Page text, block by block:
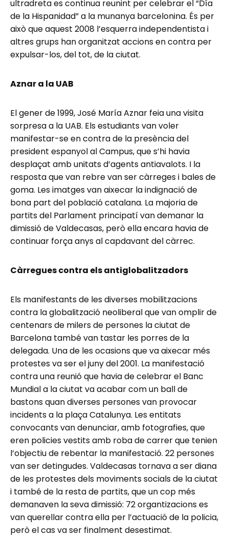
ultradreta es continua reunint per celebrar el “Día
de la Hispanidad” a la munanya barcelonina. És per
això que aquest 2008 l’esquerra independentista i
altres grups han organitzat accions en contra per
expulsar-los, del tot, de la ciutat.
Aznar a la UAB
El gener de 1999, José María Aznar feia una visita
sorpresa a la UAB. Els estudiants van voler
manifestar-se en contra de la presència del
president espanyol al Campus, que s’hi havia
desplaçat amb unitats d’agents antiavalots. I la
resposta que van rebre van ser càrreges i bales de
goma. Les imatges van aixecar la indignació de
bona part del població catalana. La majoria de
partits del Parlament principatí van demanar la
dimissió de Valdecasas, però ella encara havia de
continuar força anys al capdavant del càrrec.
Càrregues contra els antiglobalitzadors
Els manifestants de les diverses mobilitzacions
contra la globalització neoliberal que van omplir de
centenars de milers de persones la ciutat de
Barcelona també van tastar les porres de la
delegada. Una de les ocasions que va aixecar més
protestes va ser el juny del 2001. La manifestació
contra una reunió que havia de celebrar el Banc
Mundial a la ciutat va acabar com un ball de
bastons quan diverses persones van provocar
incidents a la plaça Catalunya. Les entitats
convocants van denunciar, amb fotografies, que
eren policies vestits amb roba de carrer que tenien
l’objectiu de rebentar la manifestació. 22 persones
van ser detingudes. Valdecasas tornava a ser diana
de les protestes dels moviments socials de la ciutat
i també de la resta de partits, que un cop més
demanaven la seva dimissió: 72 organtizacions es
van querellar contra ella per l’actuació de la policia,
però el cas va ser finalment desestimat.